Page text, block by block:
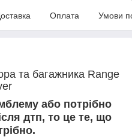
Оплата Умови
та багажника Range
або потрібно
дтп, то це те, що